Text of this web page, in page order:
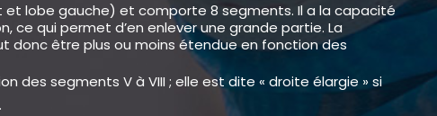
et lobe gauche) et comporte 8 segments. Il a la capacité
ce qui permet d’en enlever une grande partie. La
être plus ou moins étendue en fonction des
des segments V à VIII ; elle est dite « droite élargie » si